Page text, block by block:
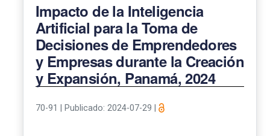
Impacto de la Inteligencia
Artificial para la Toma de
Decisiones de Emprendedores
y Empresas durante la Creación
y Expansión, Panamá, 2024
70-91 Publicado: 2024-07-29